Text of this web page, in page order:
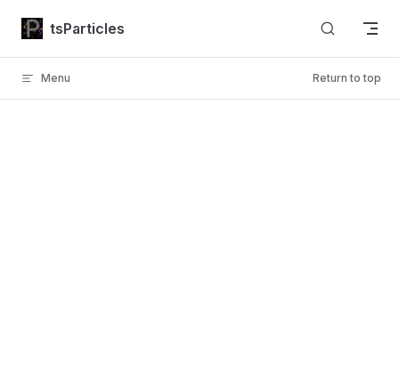
Skip to content
tsParticles
Menu Return to top